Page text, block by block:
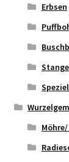
Erbsen